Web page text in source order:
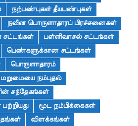
நற்பண்புகள் தீயபண்புகள்
நவீன பொருளாதாரப் பிரச்சனைகள்
சட்டங்கள்
பள்ளிவாசல் சட்டங்கள்
பெண்களுக்கான சட்டங்கள்
பொருளாதாரம்
மறுமையை நம்புதல்
சந்தேகங்கள்
மூட நம்பிக்கைகள்
விளக்கங்கள்